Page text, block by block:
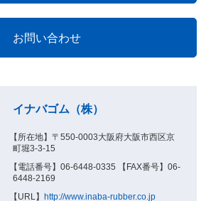
イナバゴム（株）
【所在地】〒550-0003大阪府大阪市西区京
町堀3-3-15
【電話番号】06-6448-0335 【FAX番号】06-
6448-2169
【URL】
http://www.inaba-rubber.co.jp